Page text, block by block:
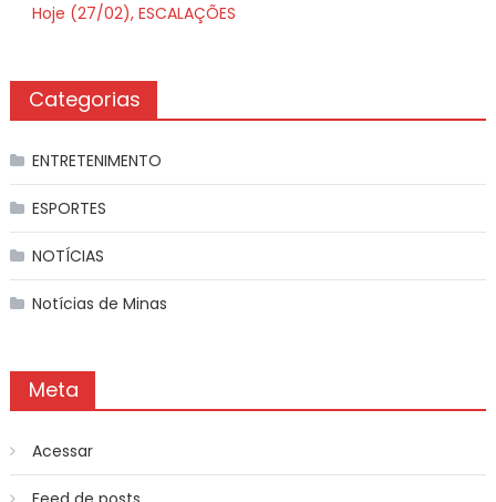
Hoje (27/02), ESCALAÇÕES
Categorias
ENTRETENIMENTO
ESPORTES
NOTÍCIAS
Notícias de Minas
Meta
Acessar